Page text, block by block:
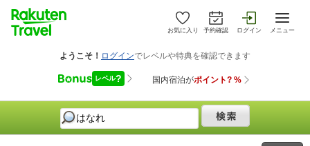
お気に入り 予約確認 ログイン メニュー